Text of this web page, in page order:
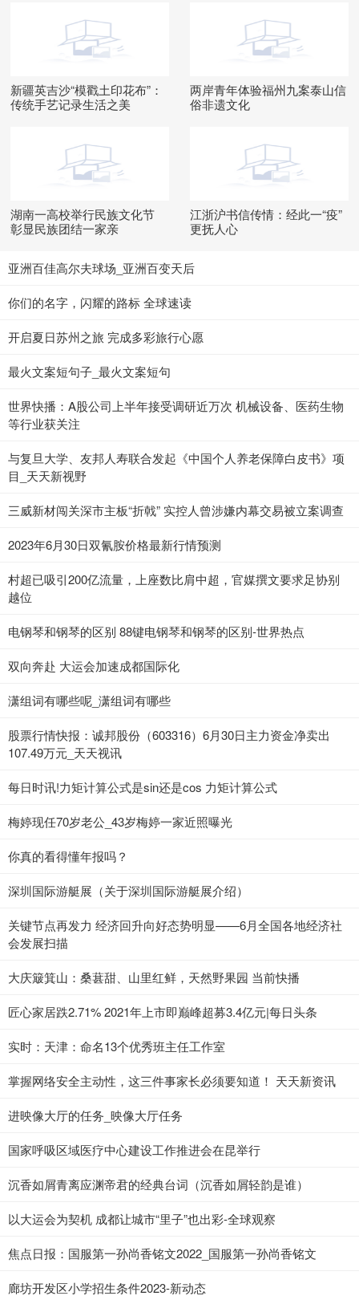
新疆英吉沙“模戳土印花布”：
传统手艺记录生活之美
两岸青年体验福州九案泰山信
俗非遗文化
湖南一高校举行民族文化节
彰显民族团结一家亲
江浙沪书信传情：经此一“疫”
更抚人心
亚洲百佳高尔夫球场_亚洲百变天后
你们的名字，闪耀的路标 全球速读
开启夏日苏州之旅 完成多彩旅行心愿
最火文案短句子_最火文案短句
世界快播：A股公司上半年接受调研近万次 机械设备、医药生物
等行业获关注
与复旦大学、友邦人寿联合发起《中国个人养老保障白皮书》项
目_天天新视野
三威新材闯关深市主板“折戟” 实控人曾涉嫌内幕交易被立案调查
2023年6月30日双氰胺价格最新行情预测
村超已吸引200亿流量，上座数比肩中超，官媒撰文要求足协别
越位
电钢琴和钢琴的区别 88键电钢琴和钢琴的区别-世界热点
双向奔赴 大运会加速成都国际化
潇组词有哪些呢_潇组词有哪些
股票行情快报：诚邦股份（603316）6月30日主力资金净卖出
107.49万元_天天视讯
每日时讯!力矩计算公式是sin还是cos 力矩计算公式
梅婷现任70岁老公_43岁梅婷一家近照曝光
你真的看得懂年报吗？
深圳国际游艇展（关于深圳国际游艇展介绍）
关键节点再发力 经济回升向好态势明显——6月全国各地经济社
会发展扫描
大庆簸箕山：桑葚甜、山里红鲜，天然野果园 当前快播
匠心家居跌2.71% 2021年上市即巅峰超募3.4亿元|每日头条
实时：天津：命名13个优秀班主任工作室
掌握网络安全主动性，这三件事家长必须要知道！ 天天新资讯
进映像大厅的任务_映像大厅任务
国家呼吸区域医疗中心建设工作推进会在昆举行
沉香如屑青离应渊帝君的经典台词（沉香如屑轻韵是谁）
以大运会为契机 成都让城市“里子”也出彩-全球观察
焦点日报：国服第一孙尚香铭文2022_国服第一孙尚香铭文
廊坊开发区小学招生条件2023-新动态